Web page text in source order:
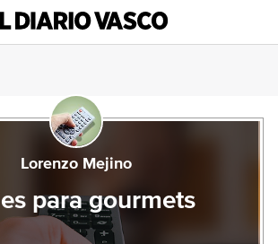
Lorenzo Mejino
para gourmets